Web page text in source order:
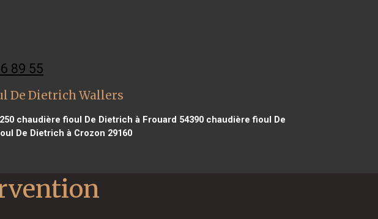
89 55
De Dietrich Wallers
chaudière fioul De Dietrich à Frouard 54390 chaudière fioul De
De Dietrich à Crozon 29160